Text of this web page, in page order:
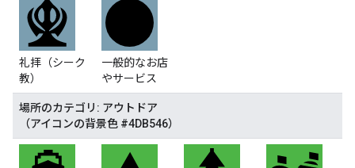
礼拝（シーク
教）
一般的なお店
やサービス
場所のカテゴリ: アウトドア
（アイコンの背景色 #4DB546）